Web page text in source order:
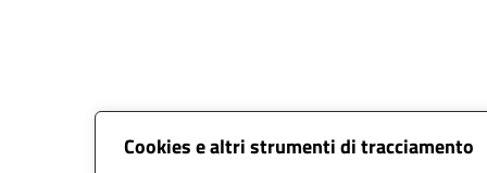
Cookies e altri strumenti di tracciamento